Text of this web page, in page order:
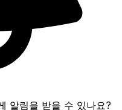
알림을 받을 수 있나요?